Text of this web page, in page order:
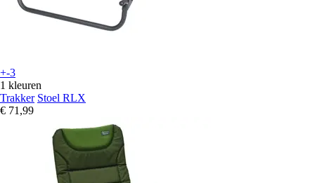
+-3
1 kleuren
Trakker Stoel RLX
€ 71,99